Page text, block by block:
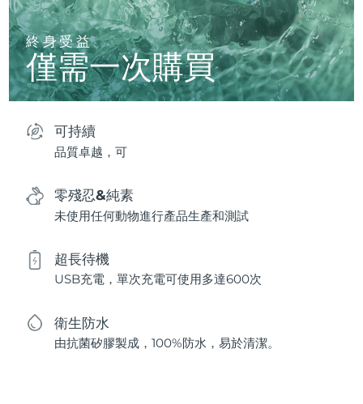
終身受益
僅需一次購買
可持續
品質卓越，可
零殘忍&純素
未使用任何動物進行產品生產和測試
超長待機
USB充電，單次充電可使用多達600次
衛生防水
由抗菌矽膠製成，100%防水，易於清潔。